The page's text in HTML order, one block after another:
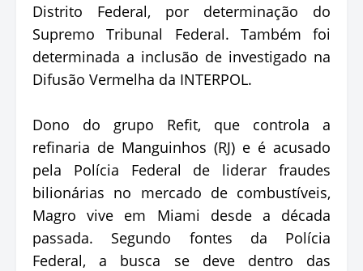
Distrito Federal, por determinação do
Supremo Tribunal Federal. Também foi
determinada a inclusão de investigado na
Difusão Vermelha da INTERPOL.
Dono do grupo Refit, que controla a
refinaria de Manguinhos (RJ) e é acusado
pela Polícia Federal de liderar fraudes
bilionárias no mercado de combustíveis,
Magro vive em Miami desde a década
passada. Segundo fontes da Polícia
Federal, a busca se deve dentro das